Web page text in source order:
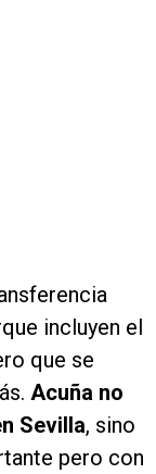
incluyen el
que se
Acuña no
Sevilla, sino
pero con